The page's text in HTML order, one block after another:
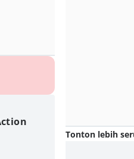
Tonton lebih